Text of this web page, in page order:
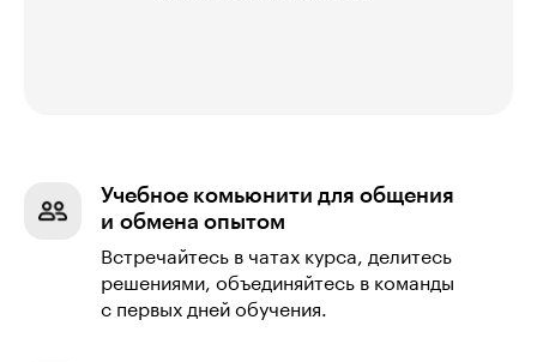
Учебное комьюнити для общения
и обмена опытом
Встречайтесь в чатах курса, делитесь
решениями, объединяйтесь в команды
с первых дней обучения.